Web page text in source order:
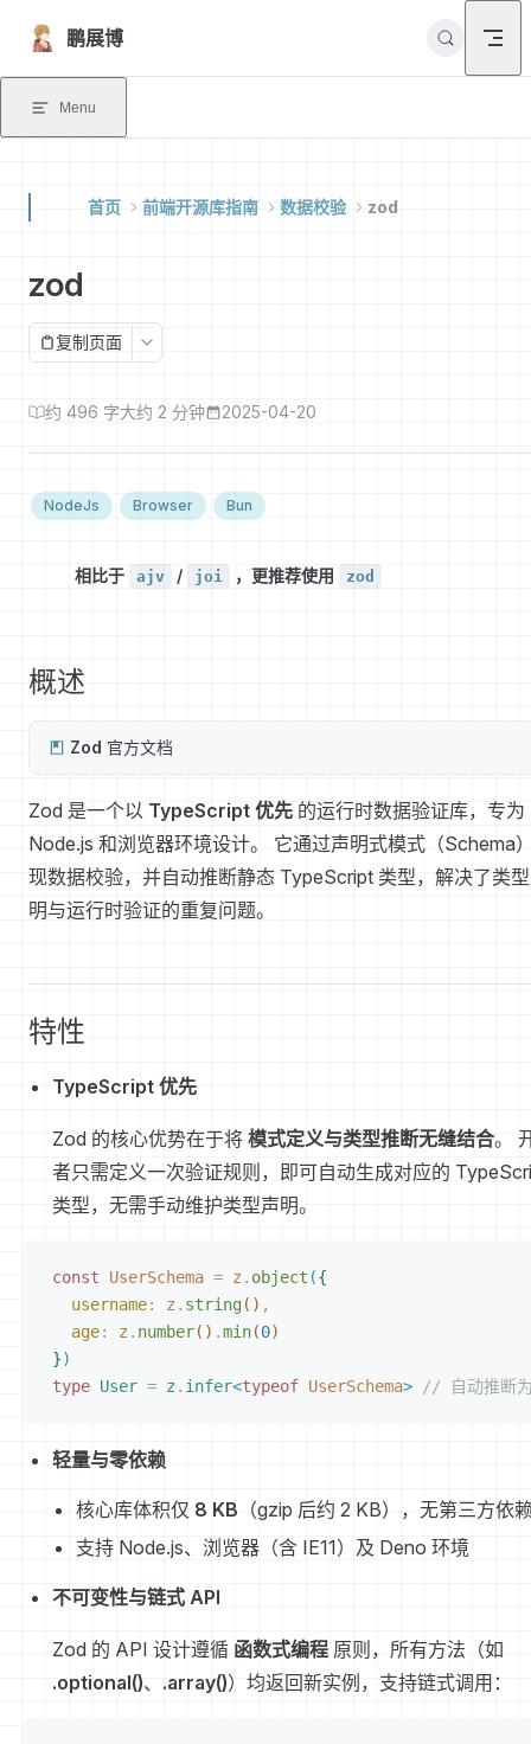
Skip to content
鹏展博
Menu
首页 前端开源库指南 数据校验 zod
zod
复制页面
约 496 字大约 2 分钟 2025-04-20
NodeJs Browser Bun
相比于 ajv / joi ，更推荐使用 zod
概述
Zod 官方文档
Zod 是一个以 TypeScript 优先 的运行时数据验证库，专为
Node.js 和浏览器环境设计。 它通过声明式模式（Schema
现数据校验，并自动推断静态 TypeScript 类型，解决了类
明与运行时验证的重复问题。
特性
TypeScript 优先
Zod 的核心优势在于将 模式定义与类型推断无缝结合。
者只需定义一次验证规则，即可自动生成对应的
类型，无需手动维护类型声明。
const UserSchema = z . object ({
username: z . string( ) ,
age: z . number( ) .min(0)
})
type User = z . infer<typeof UserSchema> // 自动推断
轻量与零依赖
核心库体积仅 8 KB （gzip 后约 2 KB），无第三方依
支持 Node.js、浏览器（含 IE11）及 Deno 环境
不可变性与链式 API
Zod 的 API 设计遵循 函数式编程 原则，所有方法（如
.optional()、 .array()）均返回新实例，支持链式调用：